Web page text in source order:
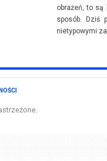
obrażeń, to są
sposób. Dziś
nietypowymi